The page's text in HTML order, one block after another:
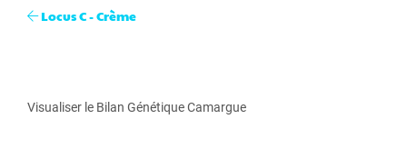
Locus C - Crème
Visualiser le Bilan Génétique Camargue